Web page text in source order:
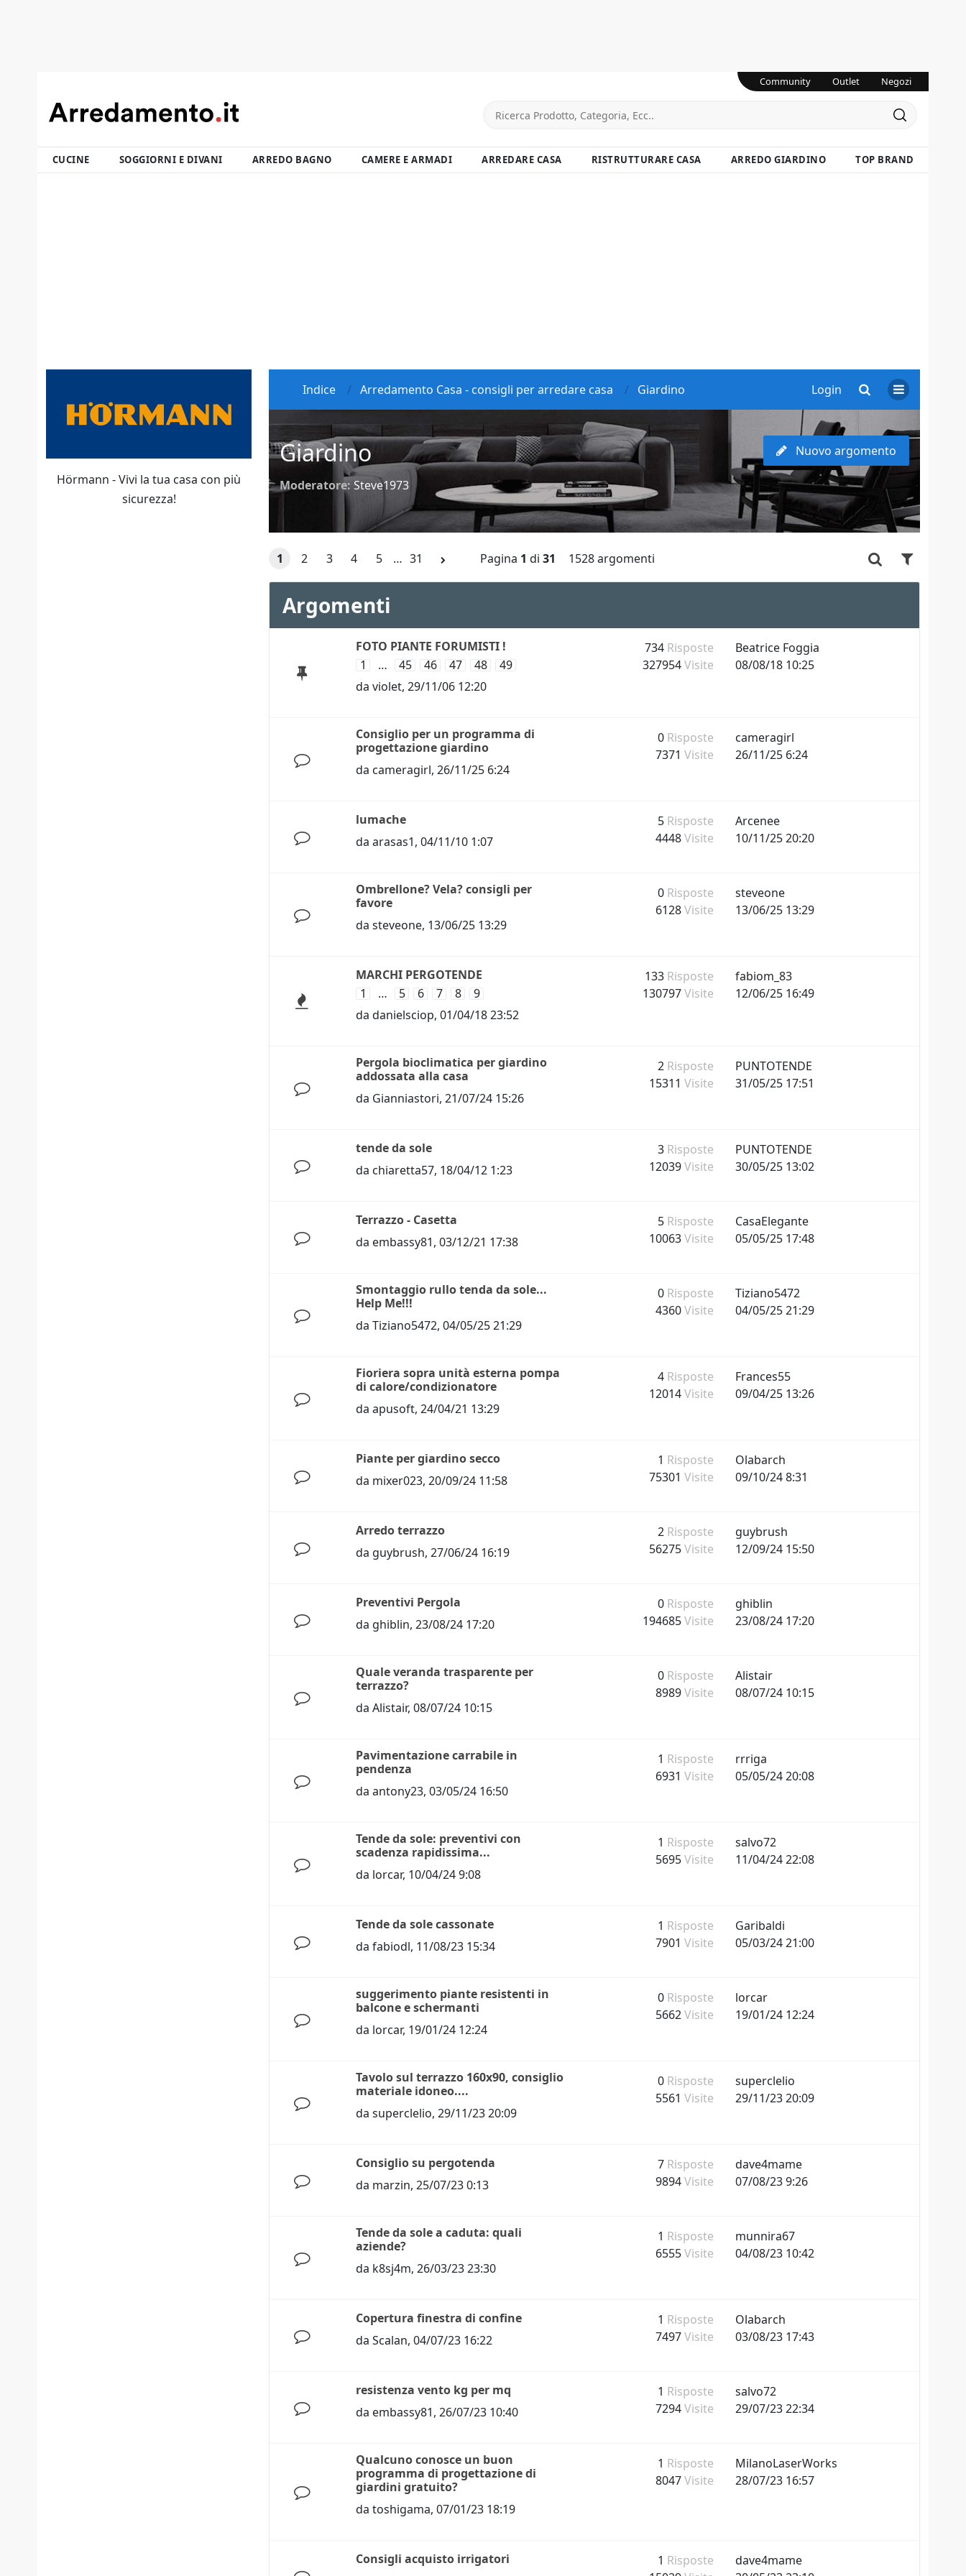
Community Outlet Negozi
CUCINE SOGGIORNI E DIVANI ARREDO BAGNO CAMERE E ARMADI ARREDARE CASA RISTRUTTURARE CASA ARREDO GIARDINO TOP BRAND
Login
Indice Arredamento Casa - consigli per arredare casa Giardino
Giardino
Moderatore: Steve1973
Nuovo argomento
1 2 3 4 5 … 31 Pagina 1 di 31 1528 argomenti
Argomenti
FOTO PIANTE FORUMISTI !
1
… 45 46 47 48
49
daviolet,29/11/06 12:20
734 Risposte
327954Visite
Beatrice Foggia
08/08/18 10:25
Consiglio per un programma di
progettazione giardino
da cameragirl,26/11/25 6:24
0 Risposte
7371 Visite
cameragirl
26/11/25 6:24
lumache
daarasas1,04/11/10 1:07
5 Risposte
4448Visite
Arcenee
10/11/25 20:20
Ombrellone? Vela? consigli per
favore
dasteveone, 13/06/25 13:29
0 Risposte
6128Visite
steveone
13/06/25 13:29
MARCHI PERGOTENDE
1
… 5 6 7 8
9
dadanielsciop,01/04/18 23:52
133 Risposte
130797Visite
fabiom_83
12/06/25 16:49
Pergola bioclimatica per giardino
addossata alla casa
da Gianniastori,21/07/24 15:26
2 Risposte
15311 Visite
PUNTOTENDE
31/05/25 17:51
tende da sole
da chiaretta57, 18/04/12 1:23
3 Risposte
12039Visite
PUNTOTENDE
30/05/25 13:02
Terrazzo - Casetta
da embassy81,03/12/21 17:38
5 Risposte
10063Visite
CasaElegante
05/05/25 17:48
Smontaggio rullo tenda da sole...
Help Me!!!
daTiziano5472,04/05/25 21:29
0 Risposte
4360Visite
Tiziano5472
04/05/25 21:29
Fioriera sopra unità esterna pompa
di calore/condizionatore
daapusoft,24/04/21 13:29
4 Risposte
12014Visite
Frances55
09/04/25 13:26
Piante per giardino secco
da mixer023,20/09/24 11:58
1 Risposte
75301 Visite
Olabarch
09/10/24 8:31
Arredo terrazzo
da guybrush,27/06/24 16:19
2 Risposte
56275Visite
guybrush
12/09/24 15:50
Preventivi Pergola
da ghiblin,23/08/24 17:20
0 Risposte
194685Visite
ghiblin
23/08/24 17:20
Quale veranda trasparente per
terrazzo?
daAlistair,08/07/24 10:15
0 Risposte
8989Visite
Alistair
08/07/24 10:15
Pavimentazione carrabile in
pendenza
daantony23,03/05/24 16:50
1 Risposte
6931 Visite
rrriga
05/05/24 20:08
Tende da sole: preventivi con
scadenza rapidissima...
da lorcar, 10/04/24 9:08
1 Risposte
5695Visite
salvo72
11/04/24 22:08
Tende da sole cassonate
dafabiodl, 11/08/23 15:34
1 Risposte
7901 Visite
Garibaldi
05/03/24 21:00
suggerimento piante resistenti in
balcone e schermanti
da lorcar, 19/01/24 12:24
0 Risposte
5662Visite
lorcar
19/01/24 12:24
Tavolo sul terrazzo 160x90, consiglio
materiale idoneo....
dasuperclelio,29/11/23 20:09
0 Risposte
5561 Visite
superclelio
29/11/23 20:09
Consiglio su pergotenda
da marzin,25/07/23 0:13
7 Risposte
9894Visite
dave4mame
07/08/23 9:26
Tende da sole a caduta: quali
aziende?
da k8sj4m,26/03/23 23:30
1 Risposte
6555Visite
munnira67
04/08/23 10:42
Copertura finestra di confine
daScalan,04/07/23 16:22
1 Risposte
7497Visite
Olabarch
03/08/23 17:43
resistenza vento kg per mq
da embassy81,26/07/23 10:40
1 Risposte
7294Visite
salvo72
29/07/23 22:34
Qualcuno conosce un buon
programma di progettazione di
giardini gratuito?
datoshigama,07/01/23 18:19
1 Risposte
8047Visite
MilanoLaserWorks
28/07/23 16:57
Consigli acquisto irrigatori
1 Risposte
dave4mame
Hörmann - Vivi la tua casa con più
sicurezza!